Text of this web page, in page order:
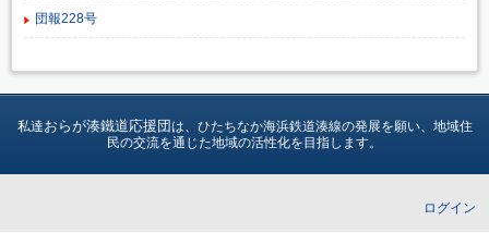
団報228号
私達おらが湊鐵道応援団は、ひたちなか海浜鉄道湊線の発展を願い、地域住
民の交流を通じた地域の活性化を目指します。
ログイン